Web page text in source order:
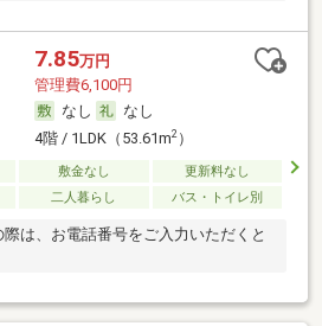
7.85万円
管理費6,100円
なし
なし
4階 / 1LDK（53.61m2）
敷金なし
更新料なし
二人暮らし バス・トイレ別
は、お電話番号をご入力いただくと